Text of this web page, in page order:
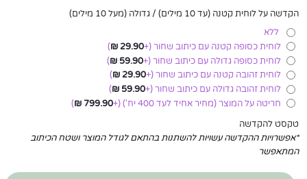
הקדשה על לוחית קטנה (עד 10 מילים) / גדולה (מעל 10 מילים)
ללא
לוחית כסופה קטנה עם כיתוב שחור(+
29.90
₪
)
לוחית כסופה גדולה עם כיתוב שחור(+
59.90
₪
)
לוחית זהובה קטנה עם כיתוב שחור(+
29.90
₪
)
לוחית זהובה גדולה עם כיתוב שחור(+
59.90
₪
)
חריטה על המוצר (מחיר אחיד לעד 400 יח')
(+
799.90
₪
)
טקסט להקדשה
*אפשרויות ההקדשה עשויות להשתנות בהתאם לגודל המוצר ושטח הכיתוב
המתאפשר